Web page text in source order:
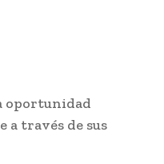
oportunidad
través de sus